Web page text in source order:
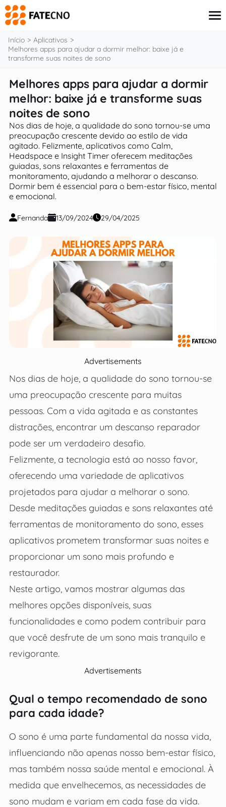
o
conteúdo
Tutoriais
Governo
Renda Extra
Finanças
Início
Aplicativos
Melhores apps para ajudar a dormir melhor: baixe já e
transforme suas noites de sono
Melhores apps para ajudar a dormir
melhor: baixe já e transforme suas
noites de sono
Nos dias de hoje, a qualidade do sono tornou-se uma
preocupação crescente devido ao estilo de vida
agitado. Felizmente, aplicativos como Calm,
Headspace e Insight Timer oferecem meditações
guiadas, sons relaxantes e ferramentas de
monitoramento, ajudando a melhorar o descanso.
Dormir bem é essencial para o bem-estar físico, mental
e emocional.
Fernanda 13/09/2024 29/04/2025
Advertisements
Nos dias de hoje, a qualidade do sono tornou-se
uma preocupação crescente para muitas
pessoas. Com a vida agitada e as constantes
distrações, encontrar um descanso reparador
pode ser um verdadeiro desafio.
Felizmente, a tecnologia está ao nosso favor,
oferecendo uma variedade de aplicativos
projetados para ajudar a melhorar o sono.
Desde meditações guiadas e sons relaxantes até
ferramentas de monitoramento do sono, esses
aplicativos prometem transformar suas noites e
proporcionar um sono mais profundo e
restaurador.
Neste artigo, vamos mostrar algumas das
melhores opções disponíveis, suas
funcionalidades e como podem contribuir para
que você desfrute de um sono mais tranquilo e
revigorante.
Advertisements
Qual o tempo recomendado de sono
para cada idade?
O sono é uma parte fundamental da nossa vida,
influenciando não apenas nosso bem-estar físico,
mas também nossa saúde mental e emocional. À
medida que envelhecemos, as necessidades de
sono mudam e variam em cada fase da vida.